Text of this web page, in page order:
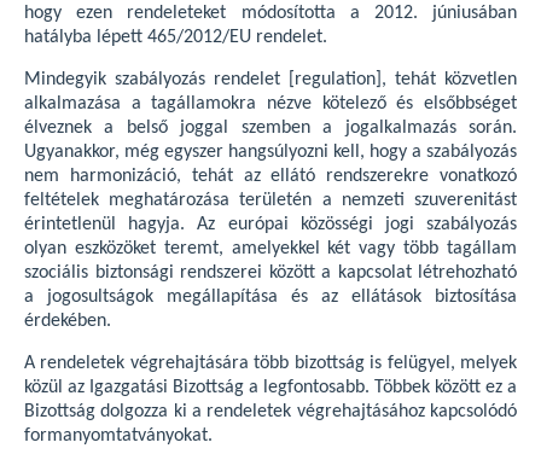
hogy ezen rendeleteket módosította a 2012. júniusában
hatályba lépett 465/2012/EU rendelet.
Mindegyik szabályozás rendelet [regulation], tehát közvetlen
alkalmazása a tagállamokra nézve kötelező és elsőbbséget
élveznek a belső joggal szemben a jogalkalmazás során.
Ugyanakkor, még egyszer hangsúlyozni kell, hogy a szabályozás
nem harmonizáció, tehát az ellátó rendszerekre vonatkozó
feltételek meghatározása területén a nemzeti szuverenitást
érintetlenül hagyja. Az európai közösségi jogi szabályozás
olyan eszközöket teremt, amelyekkel két vagy több tagállam
szociális biztonsági rendszerei között a kapcsolat létrehozható
a jogosultságok megállapítása és az ellátások biztosítása
érdekében.
A rendeletek végrehajtására több bizottság is felügyel, melyek
közül az Igazgatási Bizottság a legfontosabb. Többek között ez a
Bizottság dolgozza ki a rendeletek végrehajtásához kapcsolódó
formanyomtatványokat.